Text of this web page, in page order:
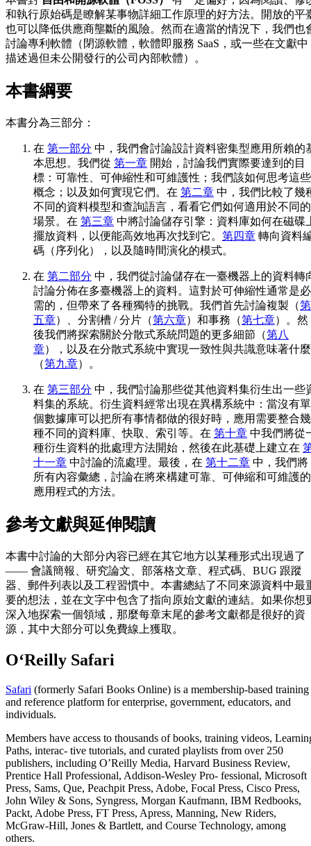
和執行原始碼是瞭解某事物詳細工作原理的好方法。開放的平
也可以降低供應商壟斷的風險。然而在適當的情況下，我們也
討論專利軟體（閉源軟體，軟體即服務 SaaS，或一些在文獻中
描述過但未公開發行的公司內部軟體）。
本書綱要
本書分為三部分：
在 第一部分 中，我們會討論設計資料密集型應用所賴的
本思想。我們從 第一章 開始，討論我們實際要達到的目
標：可靠性、可伸縮性和可維護性；我們該如何思考這些
概念；以及如何實現它們。在 第二章 中，我們比較了幾
不同的資料模型和查詢語言，看看它們如何適用於不同的
場景。在 第三章 中將討論儲存引擎：資料庫如何在磁碟
擺放資料，以便能高效地再次找到它。 第四章 轉向資料
碼（序列化），以及隨時間演化的模式。
在 第二部分 中，我們從討論儲存在一臺機器上的資料轉
討論分佈在多臺機器上的資料。這對於可伸縮性通常是必
需的，但帶來了各種獨特的挑戰。我們首先討論複製（第
五章）、分割槽 / 分片（第六章）和事務（第七章）。然
後我們將探索關於分散式系統問題的更多細節（第八
章），以及在分散式系統中實現一致性與共識意味著什麼
（第九章）。
在 第三部分 中，我們討論那些從其他資料集衍生出一些
料集的系統。衍生資料經常出現在異構系統中：當沒有單
個數據庫可以把所有事情都做的很好時，應用需要整合幾
種不同的資料庫、快取、索引等。在 第十章 中我們將從
種衍生資料的批處理方法開始，然後在此基礎上建立在
十一章 中討論的流處理。最後，在 第十二章 中，我們將
所有內容彙總，討論在將來構建可靠、可伸縮和可維護的
應用程式的方法。
參考文獻與延伸閱讀
本書中討論的大部分內容已經在其它地方以某種形式出現過了
—— 會議簡報、研究論文、部落格文章、程式碼、BUG 跟蹤
器、郵件列表以及工程習慣中。本書總結了不同來源資料中最
要的想法，並在文字中包含了指向原始文獻的連結。如果你想
深入地探索一個領域，那麼每章末尾的參考文獻都是很好的資
源，其中大部分可以免費線上獲取。
O‘Reilly Safari
Safari (formerly Safari Books Online) is a membership-based training
and reference platform for enterprise, government, educators, and
individuals.
Members have access to thousands of books, training videos,
Paths, interac‐ tive tutorials, and curated playlists from over 250
publishers, including O’Reilly Media, Harvard Business Review,
Prentice Hall Professional, Addison-Wesley Pro‐ fessional, Microsoft
Press, Sams, Que, Peachpit Press, Adobe, Focal Press, Cisco Press,
John Wiley & Sons, Syngress, Morgan Kaufmann, IBM Redbooks,
Packt, Adobe Press, FT Press, Apress, Manning, New Riders,
McGraw-Hill, Jones & Bartlett, and Course Technology, among
others.